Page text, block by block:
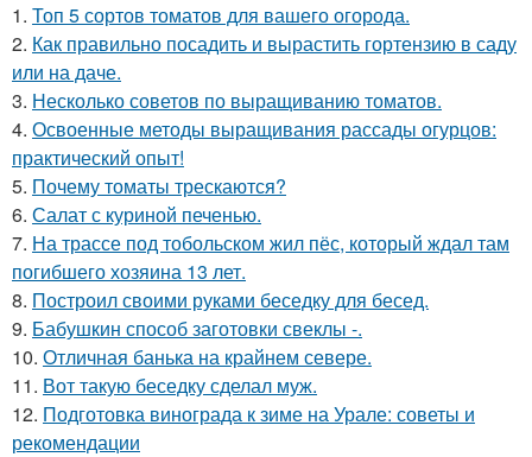
1. Топ 5 сортов томатов для вашего огорода.
2. Как правильно посадить и вырастить гортензию в саду
или на даче.
3. Несколько советов по выращиванию томатов.
4. Освоенные методы выращивания рассады огурцов:
практический опыт!
5. Почему томаты трескаются?
6. Салат с куриной печенью.
7. На трассе под тобольском жил пёс, который ждал там
погибшего хозяина 13 лет.
8. Построил своими руками беседку для бесед.
9. Бабушкин способ заготовки свеклы -.
10. Отличная банька на крайнем севере.
11. Вот такую беседку сделал муж.
12. Подготовка винограда к зиме на Урале: советы и
рекомендации